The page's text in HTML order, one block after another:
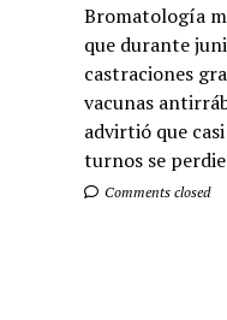
Bromatología
que durante
castraciones
vacunas
advirtió que
turnos se
Comments closed